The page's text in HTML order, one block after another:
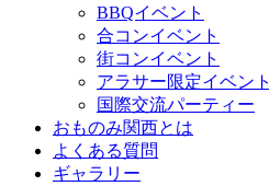
BBQイベント
合コンイベント
街コンイベント
アラサー限定イベント
国際交流パーティー
おものみ関西とは
よくある質問
ギャラリー